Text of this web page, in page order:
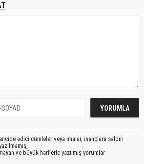
edici cümleler veya imalar, inançlara saldırı
ve büyük harflerle yazılmış yorumlar